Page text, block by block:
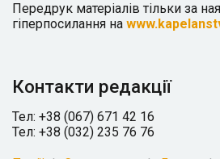
Передрук матеріалів тільки за
гіперпосилання на
Контакти редакції
Тел: +38 (067) 671 42 16
Тел: +38 (032) 235 76 76